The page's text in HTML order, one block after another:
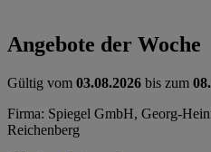
Angebote der Woche
Gültig vom 03.08.2026 bis zum
Firma: Spiegel GmbH, Georg-
Reichenberg